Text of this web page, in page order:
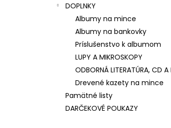
DOPLNKY
Albumy na mince
Albumy na bankovky
Príslušenstvo k albumom
LUPY A MIKROSKOPY
ODBORNÁ LITERATÚRA, CD A
Drevené kazety na mince
Pamätné listy
DARČEKOVÉ POUKAZY